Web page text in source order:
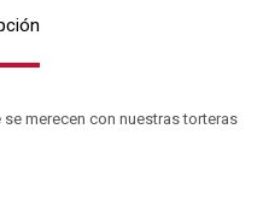
merecen con nuestras torteras